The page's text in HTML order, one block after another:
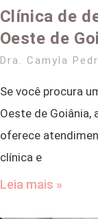
Clínica de
Oeste de
Dra. Camyla
Se você procura
Oeste de Goiânia,
oferece
clínica e
Leia mais »